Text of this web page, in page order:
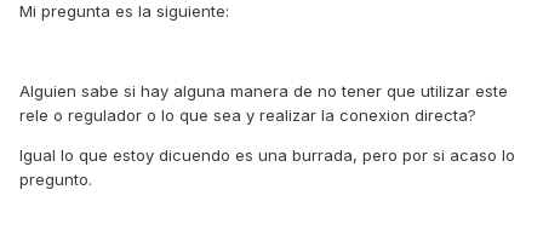
Mi pregunta es la siguiente:
Alguien sabe si hay alguna manera de no tener que utilizar este
rele o regulador o lo que sea y realizar la conexion directa?
Igual lo que estoy dicuendo es una burrada, pero por si acaso lo
pregunto.